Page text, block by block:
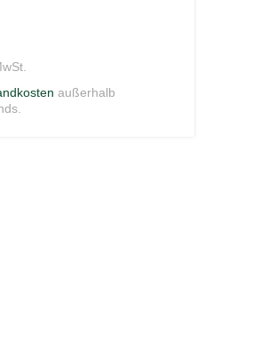
außerhalb